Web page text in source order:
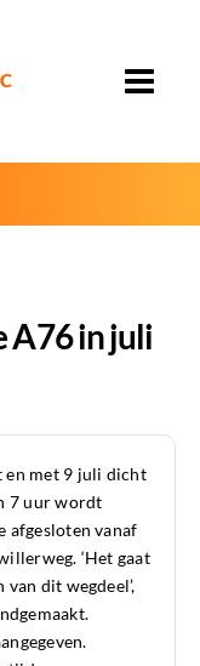
A76 in juli
en met 9 juli dicht
7 uur wordt
afgesloten vanaf
‘Het gaat
dit wegdeel’,